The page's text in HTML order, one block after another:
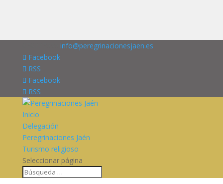
info@peregrinacionesjaen.es
Facebook
RSS
Facebook
RSS
Inicio
Delegación
Peregrinaciones Jaén
Turismo religioso
Seleccionar página